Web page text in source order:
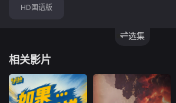
选集
HD国语版
相关影片